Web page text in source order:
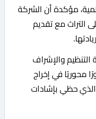
مؤكدة أن الشركة
التراث مع تقديم
والإشراف
محوريًا في إخراج
الذي حظي بإشادات